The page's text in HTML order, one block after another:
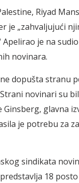
Riyad
je „zahvaljujući
je na
novinara.
dopušta stranu
novinari su
Ginsberg, glavna
je potrebu za
sindikata
18